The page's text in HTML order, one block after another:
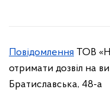
Повідомлення ТОВ
отримати дозвіл на
Братиславська, 48-а